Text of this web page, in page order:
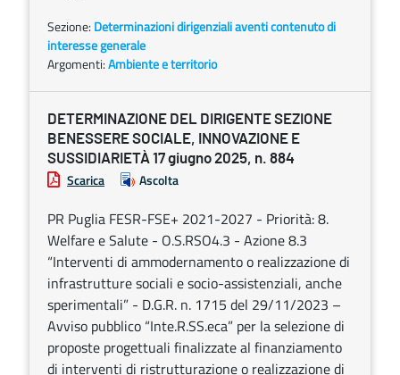
Sezione: Determinazioni dirigenziali aventi contenuto di
interesse generale
Argomenti:Ambiente e territorio
DETERMINAZIONE DEL DIRIGENTE SEZIONE
BENESSERE SOCIALE, INNOVAZIONE E
SUSSIDIARIETÀ 17 giugno 2025, n. 884
Scarica Ascolta
PR Puglia FESR-FSE+ 2021-2027 - Priorità: 8.
Welfare e Salute - O.S.RSO4.3 - Azione 8.3
“Interventi di ammodernamento o realizzazione di
infrastrutture sociali e socio-assistenziali, anche
sperimentali” - D.G.R. n. 1715 del 29/11/2023 –
Avviso pubblico “Inte.R.SS.eca” per la selezione di
proposte progettuali finalizzate al finanziamento
di interventi di ristrutturazione o realizzazione di